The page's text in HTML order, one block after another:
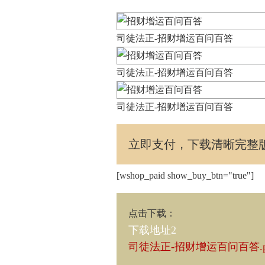
司徒法正-招财增运百问百答
司徒法正-招财增运百问百答
司徒法正-招财增运百问百答
立即支付，下载清晰完整
[wshop_paid show_buy_btn="true"]
点击下载 ：
下载地址2
司徒法正-招财增运百问百答